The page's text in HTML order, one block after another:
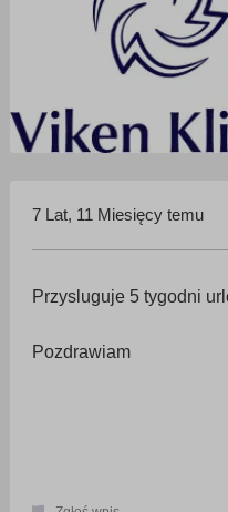
7 Lat, 11 Miesięcy temu
Przysluguje 5 tygodni
Pozdrawiam